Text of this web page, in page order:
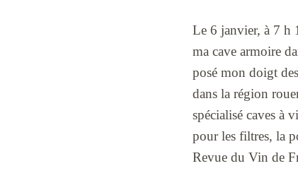
Le 6 janvier, à 7 h
ma cave armoire
posé mon doigt
dans la région
spécialisé caves à
pour les filtres, la
Revue du Vin de